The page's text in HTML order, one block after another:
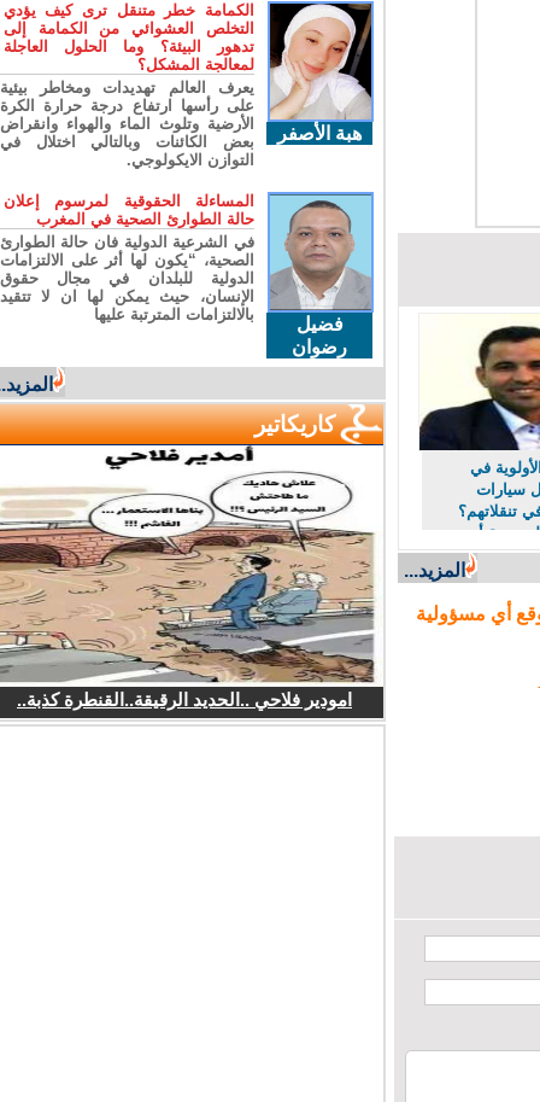
في
أم
الجهة؟
المزيد...
أي مسؤولية
هبة الأصفر
الكمامة خطر متنقل ترى كيف يؤدي
التخلص العشوائي من الكمامة إلى
تدهور البيئة؟ وما الحلول العاجلة
لمعالجة المشكل؟
يعرف العالم تهديدات ومخاطر بيئية
على رأسها ارتفاع درجة حرارة الكرة
الأرضية وتلوث الماء والهواء وانقراض
بعض الكائنات وبالتالي اختلال في
التوازن الايكولوجي.
فضيل
رضوان
المساءلة الحقوقية لمرسوم إعلان
حالة الطوارئ الصحية في المغرب
في الشرعية الدولية فان حالة الطوارئ
الصحية، “يكون لها أثر على الالتزامات
الدولية للبلدان في مجال حقوق
الإنسان، حيث يمكن لها ان لا تتقيد
بالالتزامات المترتبة عليها
المزيد...
كاريكاتير
امودير فلاحي ..الحديد الرقيقة..القنطرة كذبة..